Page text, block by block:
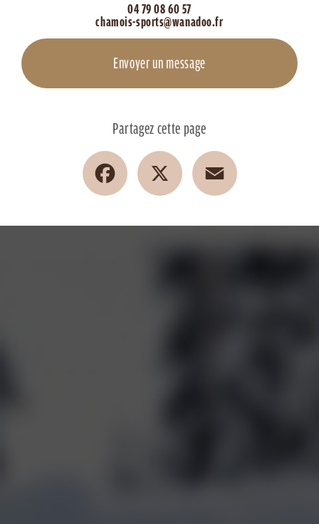
04 79 08 60 57
chamois-sports@wanadoo.fr
Envoyer un message
Partagez cette page
Facebook